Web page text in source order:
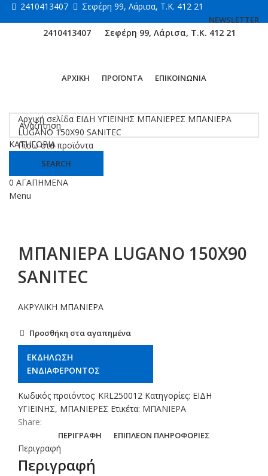
2410413407 Σεφέρη 99, Λάρισα, Τ.Κ. 412 21
NEWSLETTER
2410413407 Σεφέρη 99, Λάρισα, Τ.Κ. 412 21
ΚΑΤΗΓΟΡΙΑ
SEARCH
0 ΑΓΑΠΗΜΕΝΑ
Menu
ΑΡΧΙΚΗ ΠΡΟΪΟΝΤΑ ΕΠΙΚΟΙΝΩΝΙΑ
Αρχική σελίδα ΕΙΔΗ ΥΓΙΕΙΝΗΣ ΜΠΑΝΙΕΡΕΣ ΜΠΑΝΙΕΡΑ
LUGANO 150X90 SANITEC
Πίσω στα προϊόντα
ΜΠΑΝΙΕΡΑ LUGANO 150X90
SANITEC
ΑΚΡΥΛΙΚΗ ΜΠΑΝΙΕΡΑ
Προσθήκη στα αγαπημένα
ΕΚΔΗΛΩΣΗ
ΕΝΔΙΑΦΕΡΟΝΤΟΣ
Κωδικός προϊόντος: KRL250012 Κατηγορίες: ΕΙΔΗ
ΥΓΙΕΙΝΗΣ, ΜΠΑΝΙΕΡΕΣ Ετικέτα: ΜΠΑΝΙΕΡΑ
Share:
ΠΕΡΙΓΡΑΦΉ ΕΠΙΠΛΈΟΝ ΠΛΗΡΟΦΟΡΊΕΣ
Περιγραφή
Περιγραφή